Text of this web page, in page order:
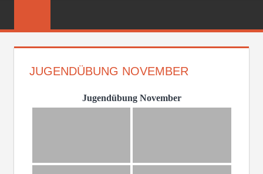
FEUERWEHR
JUGENDÜBUNG NOVEMBER
Jugendübung November